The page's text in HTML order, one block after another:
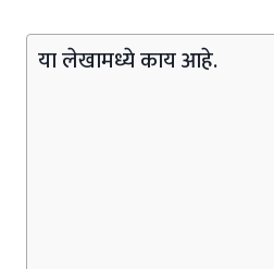
या लेखामध्ये काय आहे.